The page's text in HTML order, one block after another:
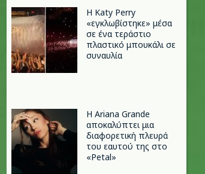
H Katy Perry
«εγκλωβίστηκε» μέσα
σε ένα τεράστιο
πλαστικό μπουκάλι σε
συναυλία
Η Ariana Grande
αποκαλύπτει μια
διαφορετική πλευρά
του εαυτού της στο
«Petal»